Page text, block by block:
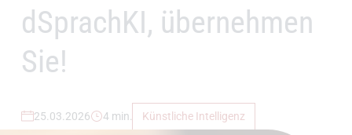
dSprachKI, übernehmen
Sie!
25.03.2026 4 min. Künstliche Intelligenz